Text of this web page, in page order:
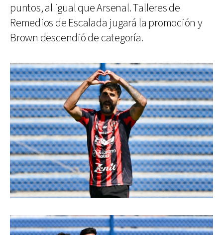
puntos, al igual que Arsenal. Talleres de
Remedios de Escalada jugará la promoción y
Brown descendió de categoría.